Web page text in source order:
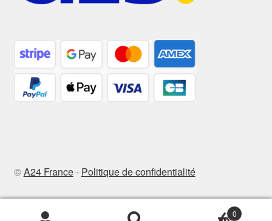
©A24 France- Politique de confidentialité
0